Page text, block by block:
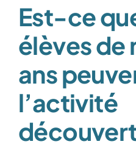
Est-ce
élèves de
ans
l’activité